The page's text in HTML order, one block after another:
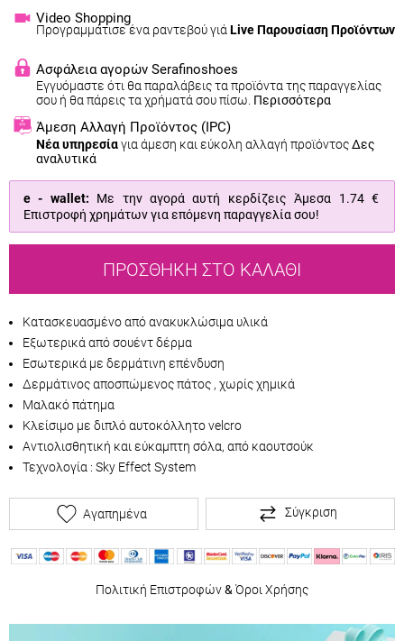
Video Shopping
Προγραμμάτισε ένα ραντεβού γιά Live Παρουσίαση Προϊόντων
Ασφάλεια αγορών Serafinoshoes
Εγγυόμαστε ότι θα παραλάβεις τα προϊόντα της παραγγελίας
σου ή θα πάρεις τα χρήματά σου πίσω. Περισσότερα
Άμεση Αλλαγή Προϊόντος (IPC)
Νέα υπηρεσίαγια άμεση και εύκολη αλλαγή προϊόντοςΔες
αναλυτικά
e - wallet: Με την αγορά αυτή κερδίζεις Άμεσα 1.74 €
Επιστροφή χρημάτων για επόμενη παραγγελία σου!
ΠΡΟΣΘΉΚΗ ΣΤΟ ΚΑΛΆΘΙ
Κατασκευασμένο από ανακυκλώσιμα υλικά
Εξωτερικά από σουέντ δέρμα
Εσωτερικά με δερμάτινη επένδυση
Δερμάτινος αποσπώμενος πάτος , χωρίς χημικά
Μαλακό πάτημα
Κλείσιμο με διπλό αυτοκόλλητο velcro
Αντιολισθητική και εύκαμπτη σόλα, από καουτσούκ
Τεχνολογία : Sky Effect System
Αγαπημένα Σύγκριση
Πολιτική Επιστροφών&Όροι Χρήσης